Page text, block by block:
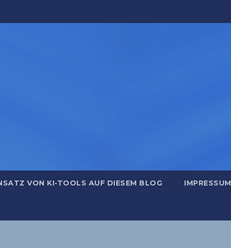
VON KI-TOOLS AUF DIESEM BLOG IMPRESSUM